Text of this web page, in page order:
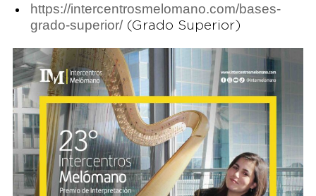
https://intercentrosmelomano.com/bases-
grado-superior/(Grado Superior)